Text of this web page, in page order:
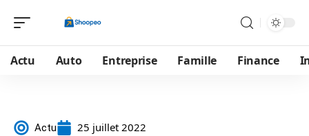
Actu Auto Entreprise Famille Finance
Actu 25 juillet 2022